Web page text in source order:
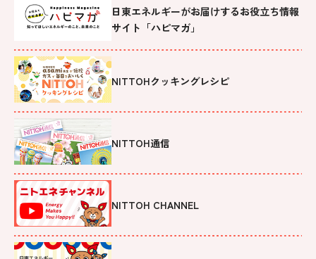
日東エネルギーがお届けするお役立ち情報
サイト「ハピマガ」
NITTOHクッキングレシピ
NITTOH通信
NITTOH CHANNEL